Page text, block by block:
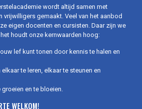
wordt altijd samen met
vrijwilligers gemaakt. Veel van het aanbod
eigen docenten en cursisten. Daar zijn we
houdt onze kernwaarden hoog:
lef kunt tonen door kennis te halen en
te leren, elkaar te steunen en
groeien en te bloeien.
WELKOM!